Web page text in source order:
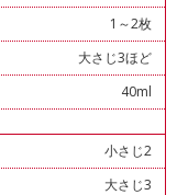
1～2枚
大さじ3ほど
40ml
小さじ2
大さじ3